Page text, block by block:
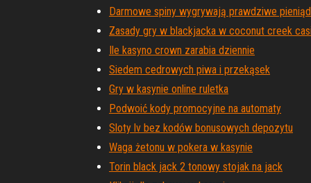
Darmowe spiny wygrywają prawdziwe
Zasady gry w blackjacka w coconut creek
Ile kasyno crown zarabia dziennie
Siedem cedrowych piwa i przekąsek
Gry w kasynie online ruletka
Podwoić kody promocyjne na automaty
Sloty lv bez kodów bonusowych depozytu
Waga żetonu w pokera w kasynie
Torin black jack 2 tonowy stojak na jack